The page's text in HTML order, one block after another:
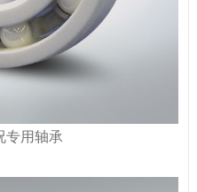
专用轴承